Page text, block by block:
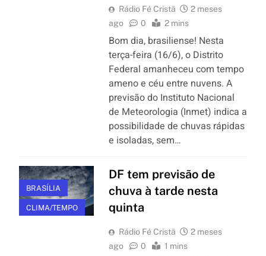
Rádio Fé Cristã
2 meses
ago
0 2 mins
Bom dia, brasiliense! Nesta
terça-feira (16/6), o Distrito
Federal amanheceu com tempo
ameno e céu entre nuvens. A
previsão do Instituto Nacional
de Meteorologia (Inmet) indica a
possibilidade de chuvas rápidas
e isoladas, sem…
BRASÍLIA
CLIMA/TEMPO
DF tem previsão de
chuva à tarde nesta
quinta
Rádio Fé Cristã
2 meses
ago
0 1 mins